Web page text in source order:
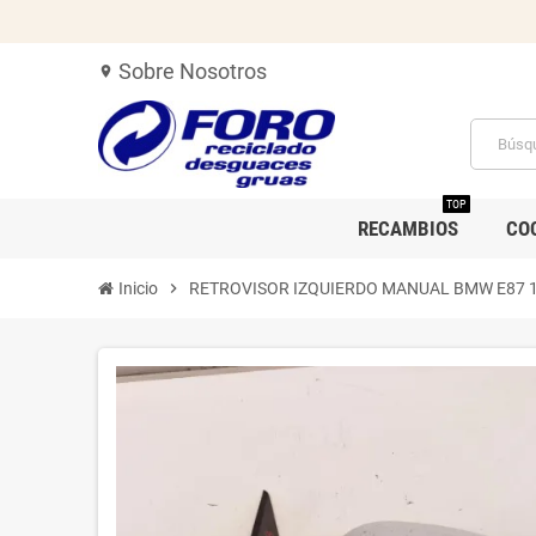
location_on Sobre Nosotros
RECAMBIOS
TOP
Inicio chevron_right RETROVISOR IZQUIERDO MANUAL BMW E87